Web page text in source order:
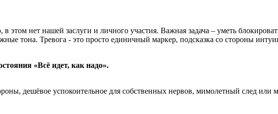
в этом нет нашей заслуги и личного участия. Важная задача – уметь
тона. Тревога - это просто единичный маркер, подсказка со стороны
«Всё идет, как надо».
дешёвое успокоительное для собственных нервов, мимолетный след или